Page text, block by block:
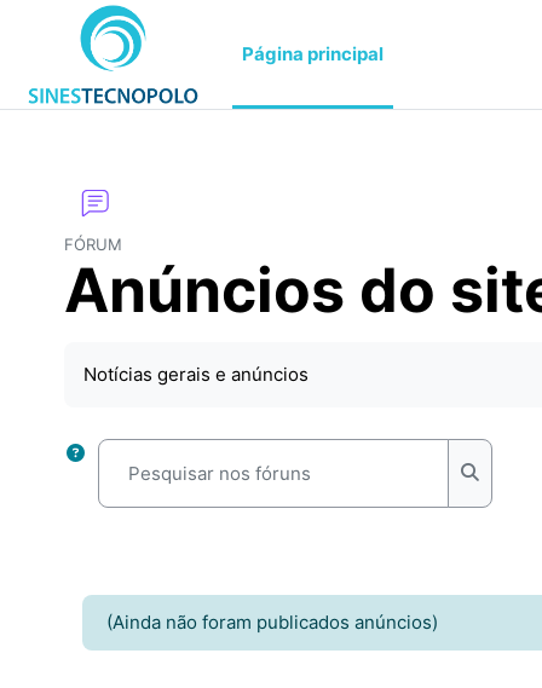
Ir para o conteúdo principal
Página principal
FÓRUM
Anúncios do
Notícias gerais e anúncios
Pesquisar nos fóruns
(Ainda não foram publicados anúncios)